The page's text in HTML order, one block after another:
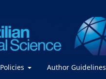
Policies Author Guidelines